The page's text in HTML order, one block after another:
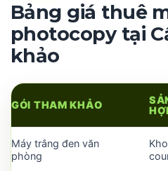
Bảng giá thuê
photocopy tại
khảo
GÓI THAM KHẢO
Máy trắng đen văn
phòng